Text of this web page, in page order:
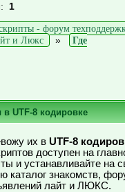
1
- форум
и Люкс »
Где
UTF-8 кодировке
их в UTF-8
доступен на
и устанавливайте на
каталог знакомств,
лайт и ЛЮКС.